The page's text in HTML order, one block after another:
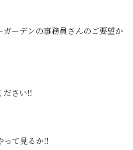
ガーデンの事務員さんのご要望か
ださい‼️
って見るか‼️